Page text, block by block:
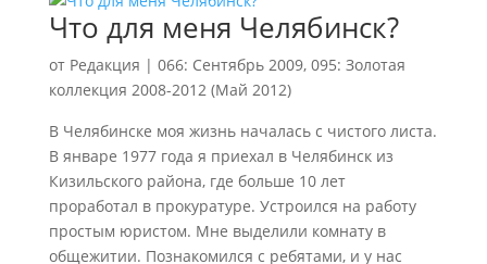
Что для меня Челябинск?
от Редакция | 066: Сентябрь 2009, 095: Золотая
коллекция 2008-2012 (Май 2012)
В Челябинске моя жизнь началась с чистого листа.
В январе 1977 года я приехал в Челябинск из
Кизильского района, где больше 10 лет
проработал в прокуратуре. Устроился на работу
простым юристом. Мне выделили комнату в
общежитии. Познакомился с ребятами, и у нас